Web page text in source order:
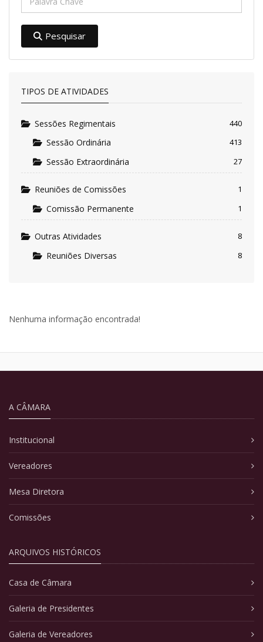
Nenhuma informação encontrada!
Pesquisar
TIPOS DE ATIVIDADES
Sessões Regimentais 440
Sessão Ordinária 413
Sessão Extraordinária 27
Reuniões de Comissões 1
Comissão Permanente 1
Outras Atividades 8
Reuniões Diversas 8
A CÂMARA
Institucional
Vereadores
Mesa Diretora
Comissões
ARQUIVOS HISTÓRICOS
Casa de Câmara
Galeria de Presidentes
Galeria de Vereadores